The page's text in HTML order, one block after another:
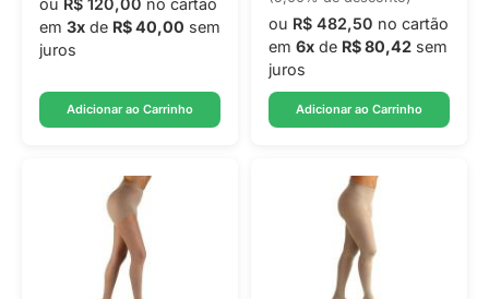
ou R$ 120,00 no cartão
em 3x de R$ 40,00 sem
juros
Adicionar ao Carrinho
ou R$ 482,50 no cartão
em 6x de R$ 80,42 sem
juros
Adicionar ao Carrinho